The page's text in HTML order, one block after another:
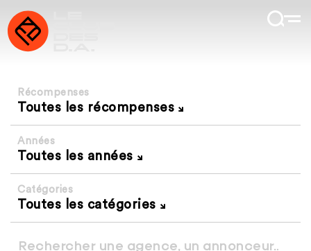
Récompenses
Toutes les récompenses
Années
Toutes les années
Catégories
Toutes les catégories